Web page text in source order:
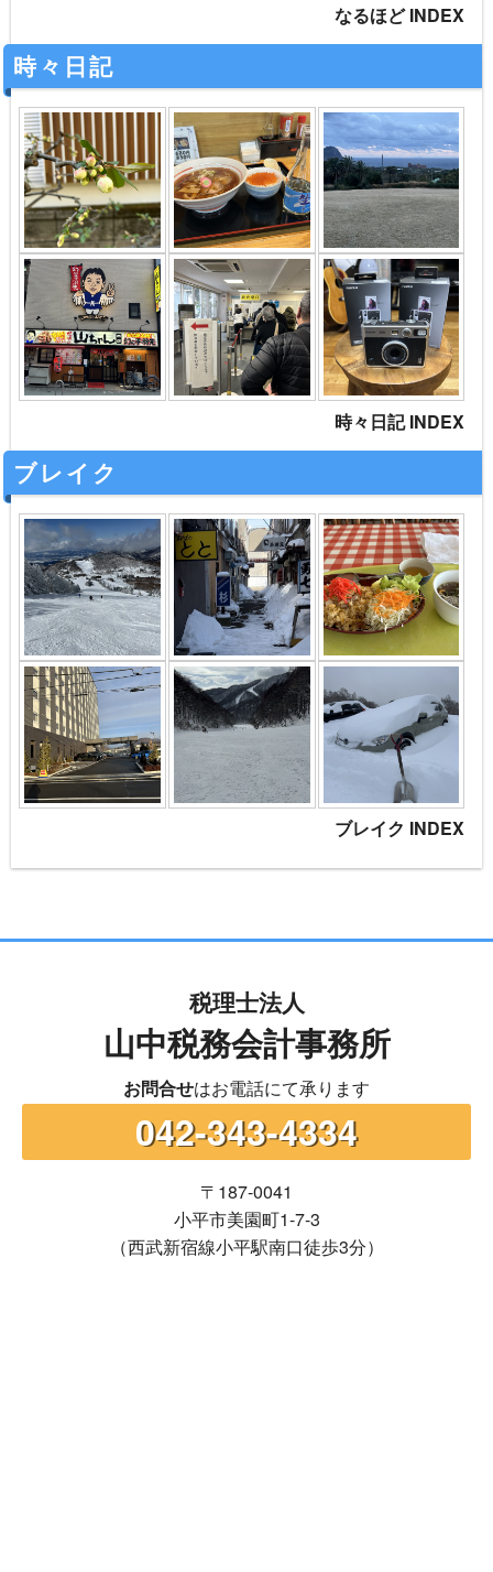
なるほど INDEX
時々日記
時々日記 INDEX
ブレイク
ブレイク INDEX
税理士法人
山中税務会計事務所
お問合せはお電話にて承ります
042-343-4334
〒187-0041
小平市美園町1-7-3
（西武新宿線小平駅南口徒歩3分）